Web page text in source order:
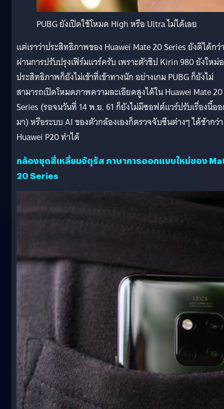
PUBG ยังเปิดใช้โหมด High หรือ Ultra ไม่ได้เลย
แต่เราว่าประสิทธิภาพของ Huawei Mate 20 Series ยังดีได้กว่
ผ่านการปรับปรุงเฟิร์มแวร์ครับ เพราะตัวชิป Kirin 980 ยังใหม่
ประสิทธิภาพก็ยังไม่เข้าที่เข้าทางนัก อย่างเกม PUBG ก็ยังไม่
สามารถเปิดโหมดภาพความละเอียดสูงได้ใน Huawei Mate 20
Series (รอจนวันที่ 14 พ.ย. 61 ก็ยังไม่มีซอฟต์แวร์ปรับเรื่องนี้อ
มา) หรือระบบ AI ของตัวกล้องเองก็ตรวจจับซีนต่างๆ ได้ช้ากว่า
Huawei P20 ทำได้
กล้องชุดสี่เหลี่ยมจัตุรัส ภาษาการออกแบบใหม่ของ
20 Series